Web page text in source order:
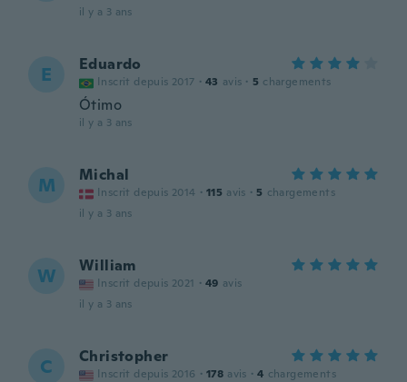
il y a 3 ans
E Eduardo
Inscrit depuis 2017 · 43 avis · 5 chargements
Ótimo
il y a 3 ans
M Michal
Inscrit depuis 2014 · 115 avis · 5 chargements
il y a 3 ans
W William
Inscrit depuis 2021 · 49 avis
il y a 3 ans
C Christopher
Inscrit depuis 2016 · 178 avis · 4 chargements